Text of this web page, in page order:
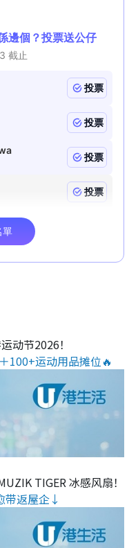
动节2026！
100+运动用品摊位🔥
TIGER 冰感风扇！
带返屋企↓